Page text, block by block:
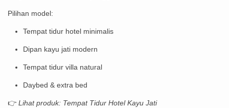
Pilihan model:
Tempat tidur hotel minimalis
Dipan kayu jati modern
Tempat tidur villa natural
Daybed & extra bed
👉 Lihat produk: Tempat Tidur Hotel Kayu Jati